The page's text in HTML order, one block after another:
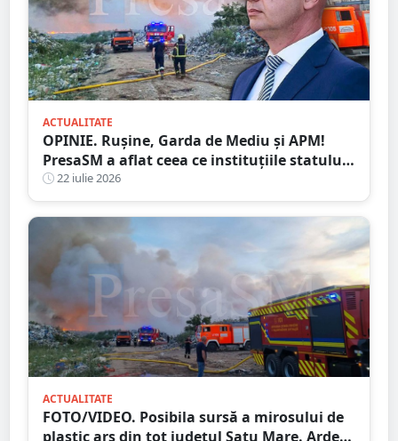
ACTUALITATE
OPINIE. Rușine, Garda de Mediu și APM!
PresaSM a aflat ceea ce instituțiile statului
nu au fost în stare să descopere. Dacă asta
înseamnă protecția mediului, atunci să
plece acasă!
22 iulie 2026
ACTUALITATE
FOTO/VIDEO. Posibila sursă a mirosului de
plastic ars din tot județul Satu Mare. Arde